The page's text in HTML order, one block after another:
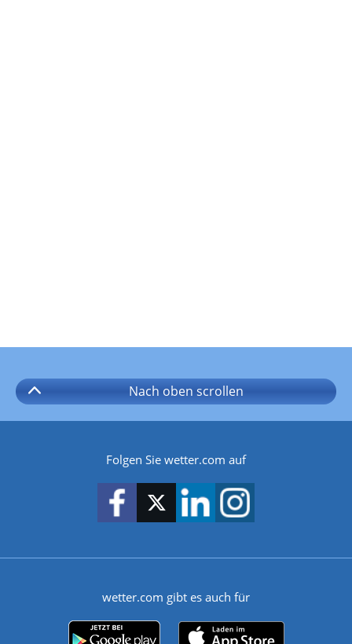
Nach oben scrollen
Folgen Sie wetter.com auf
wetter.com gibt es auch für